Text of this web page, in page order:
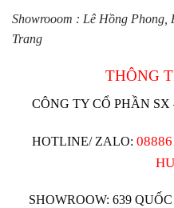
Showrooom : Lê Hồng
Trang
THÔNG
CÔNG TY CỔ PHẦN
HOTLINE/ ZALO:
SHOWROOW: 639